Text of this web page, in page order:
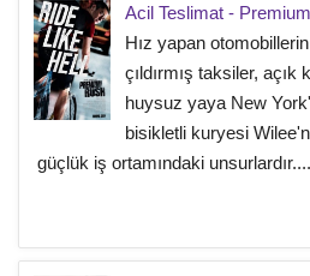
Acil Teslimat -
Hız yapan
çıldırmış taksiler,
huysuz yaya New
bisikletli kuryesi
güçlük iş ortamındaki unsurlardır....